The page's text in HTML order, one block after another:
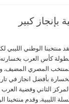
بإنجاز كبير
منتخبنا الوطني الليبي
المصري المضيف.
بأفضل انجاز في
الثاني وفضية
الليبية. وقدم